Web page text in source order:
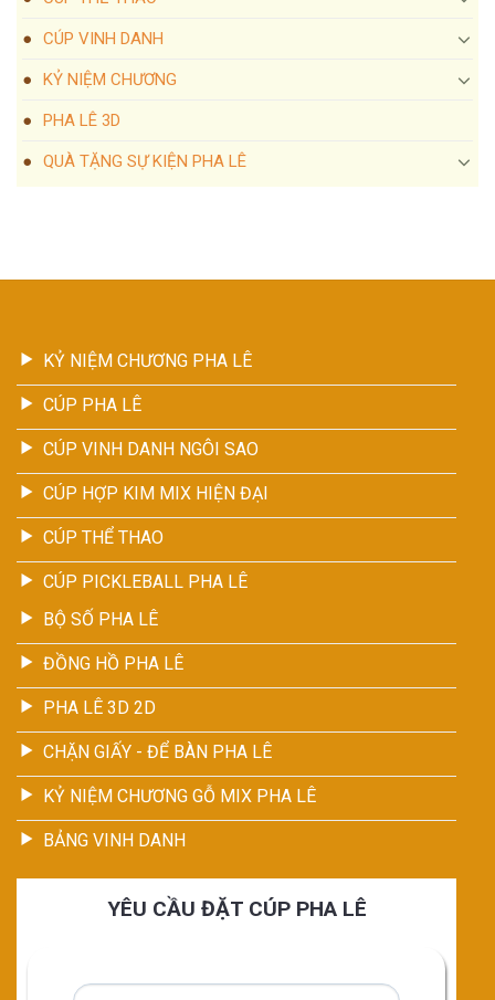
CÚP VINH DANH
KỶ NIỆM CHƯƠNG
PHA LÊ 3D
QUÀ TẶNG SỰ KIỆN PHA LÊ
KỶ NIỆM CHƯƠNG PHA LÊ
CÚP PHA LÊ
CÚP VINH DANH NGÔI SAO
CÚP HỢP KIM MIX HIỆN ĐẠI
CÚP THỂ THAO
CÚP PICKLEBALL PHA LÊ
BỘ SỐ PHA LÊ
ĐỒNG HỒ PHA LÊ
PHA LÊ 3D 2D
CHẶN GIẤY - ĐỂ BÀN PHA LÊ
KỶ NIỆM CHƯƠNG GỖ MIX PHA LÊ
BẢNG VINH DANH
YÊU CẦU ĐẶT CÚP PHA LÊ